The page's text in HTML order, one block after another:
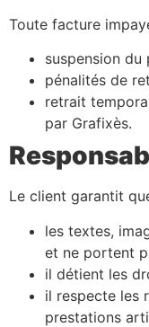
Toute facture
suspension du
pénalités de
retrait
par Grafixès.
Le client garantit
les textes,
et ne portent
il détient les
il respecte les
prestations